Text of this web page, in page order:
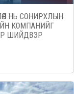
НЬ СОНИРХЛЫН
КОМПАНИЙГ
ШИЙДВЭР